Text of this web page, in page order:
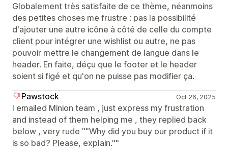
Globalement très satisfaite de ce thème, néanmoins
des petites choses me frustre : pas la possibilité
d'ajouter une autre icône à côté de celle du compte
client pour intégrer une wishlist ou autre, ne pas
pouvoir mettre le changement de langue dans le
header. En faite, déçu que le footer et le header
soient si figé et qu'on ne puisse pas modifier ça.
Pawstock
Oct 26, 2025
I emailed Minion team , just express my frustration
and instead of them helping me , they replied back
below , very rude ""Why did you buy our product if it
is so bad? Please, explain.""